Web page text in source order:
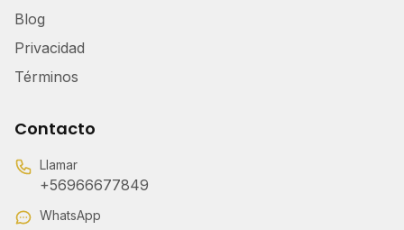
Blog
Privacidad
Términos
Contacto
Llamar
+56966677849
WhatsApp